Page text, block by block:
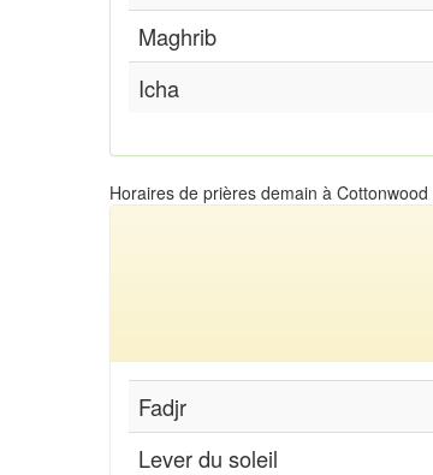
Maghrib
Icha
Horaires de prières demain à
Fadjr
Lever du soleil